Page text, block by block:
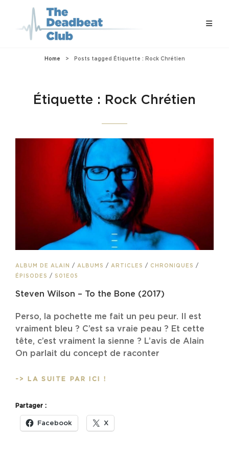
Home > Posts tagged Étiquette : Rock Chrétien
Étiquette : Rock Chrétien
CAT
LINKS
ALBUM DE ALAIN / ALBUMS / ARTICLES / CHRONIQUES /
ÉPISODES / S01E05
Steven Wilson – To the Bone (2017)
Perso, la pochette me fait un peu peur. Il est
vraiment bleu ? C’est sa vraie peau ? Et cette
tête, c’est vraiment la sienne ? L’avis de Alain
On parlait du concept de raconter
-> LA SUITE PAR ICI !
THE
BONE
Partager :
Facebook X